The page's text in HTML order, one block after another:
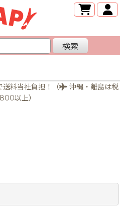
検索
料当社負担！（
沖縄・離島は税
以上）